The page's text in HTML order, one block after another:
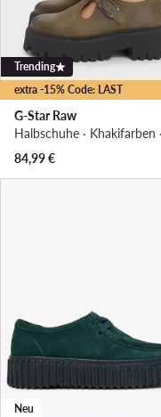
extra -15% Code: LAST
Trending
G-Star Raw
84,99€
Neu